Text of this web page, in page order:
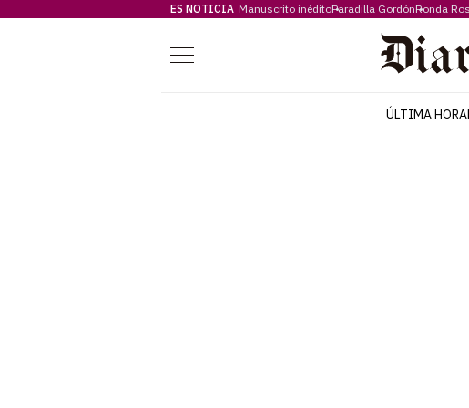
ES NOTICIA Manuscrito inéditoParadilla GordónRonda
Menú
ÚLTIMA HORA